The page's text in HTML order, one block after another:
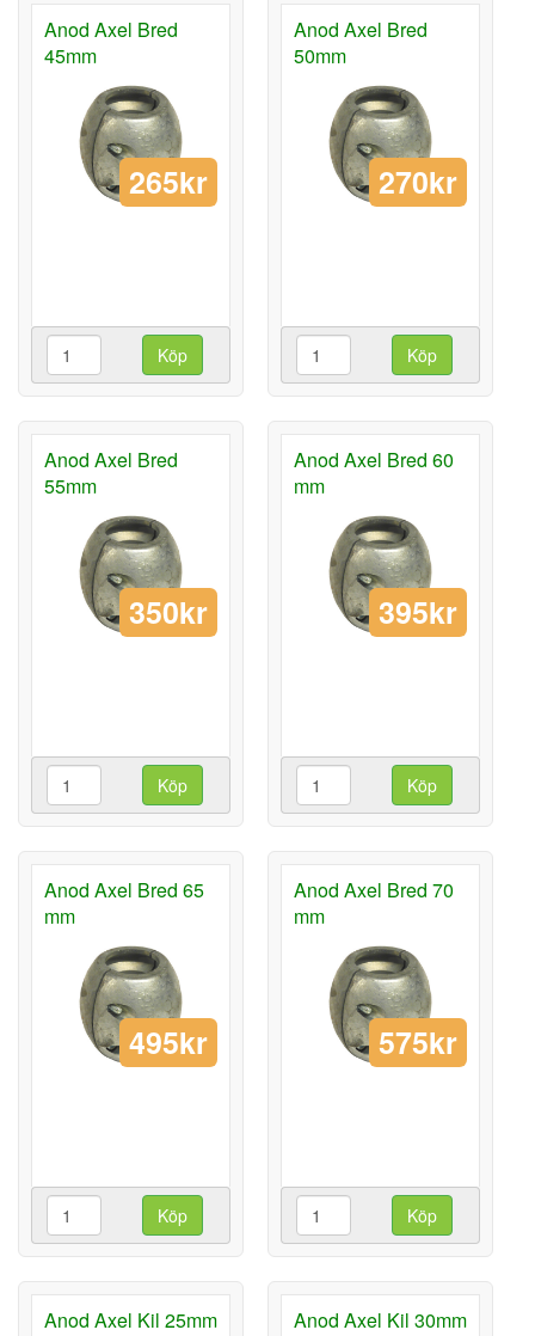
Anod Axel Bred
45mm
265kr
Köp
Anod Axel Bred
50mm
270kr
Köp
Anod Axel Bred
55mm
350kr
Köp
Anod Axel Bred 60
mm
395kr
Köp
Anod Axel Bred 65
mm
495kr
Köp
Anod Axel Bred 70
mm
575kr
Köp
Anod Axel Kil 25mm Anod Axel Kil 30mm